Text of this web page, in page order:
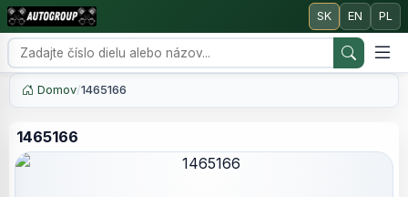
SK EN PL
Domov/1465166
1465166